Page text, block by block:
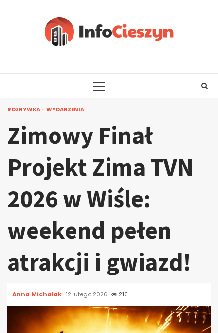
PRIMARY
ROZRYWKA WYDARZENIA
Zimowy Finał
Projekt Zima TVN
2026 w Wiśle:
weekend pełen
atrakcji i gwiazd!
Anna Michalak 12 lutego 2026 216